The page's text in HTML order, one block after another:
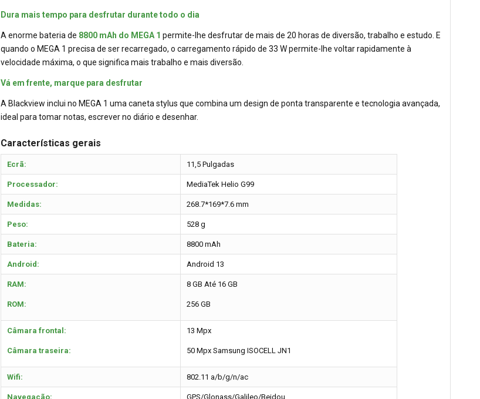
Dura mais tempo para desfrutar durante todo o dia
A enorme bateria de 8800 mAh do MEGA 1 permite-lhe desfrutar de mais de 20 horas de diversão, trabalho e estudo. E
quando o MEGA 1 precisa de ser recarregado, o carregamento rápido de 33 W permite-lhe voltar rapidamente à
velocidade máxima, o que significa mais trabalho e mais diversão.
Vá em frente, marque para desfrutar
A Blackview inclui no MEGA 1 uma caneta stylus que combina um design de ponta transparente e tecnologia avançada,
ideal para tomar notas, escrever no diário e desenhar.
Características gerais
Ecrã: 11,5 Pulgadas
Processador: MediaTek Helio G99
Medidas: 268.7*169*7.6 mm
Peso: 528 g
Bateria: 8800 mAh
Android: Android 13
RAM:
ROM:
8 GB Até 16 GB
256 GB
Câmara frontal:
Câmara traseira:
13 Mpx
50 Mpx Samsung ISOCELL JN1
Wifi: 802.11 a/b/g/n/ac
Navegação: GPS/Glonass/Galileo/Beidou